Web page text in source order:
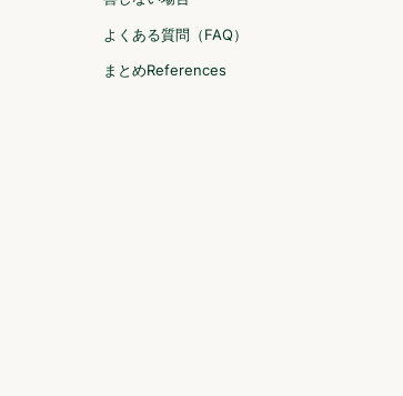
よくある質問（FAQ）
まとめReferences